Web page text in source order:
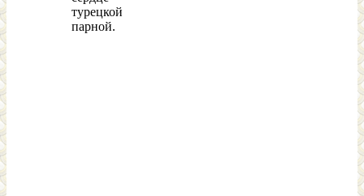
турецкой
парной.